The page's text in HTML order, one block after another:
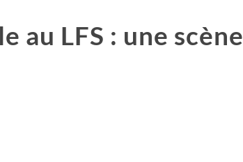
au LFS : une scène